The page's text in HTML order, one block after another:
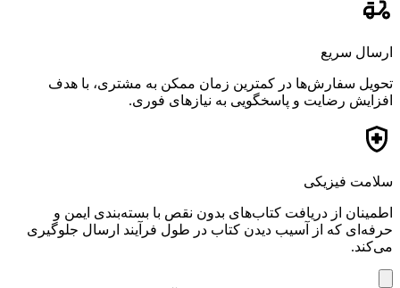
ارسال سریع
تحویل سفارش‌ها در کمترین زمان ممکن به مشتری، با هدف
افزایش رضایت و پاسخگویی به نیازهای فوری.
سلامت فیزیکی
اطمینان از دریافت کتاب‌های بدون نقص با بسته‌بندی ایمن و
حرفه‌ای که از آسیب دیدن کتاب در طول فرآیند ارسال جلوگیری
می‌کند.